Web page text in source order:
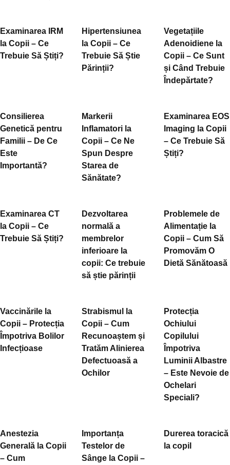
Examinarea IRM
la Copii – Ce
Trebuie Să Știți?
Hipertensiunea
la Copii – Ce
Trebuie Să Știe
Părinții?
Vegetațiile
Adenoidiene la
Copii – Ce Sunt
și Când Trebuie
Îndepărtate?
Consilierea
Genetică pentru
Familii – De Ce
Este
Importantă?
Markerii
Inflamatori la
Copii – Ce Ne
Spun Despre
Starea de
Sănătate?
Examinarea EOS
Imaging la Copii
– Ce Trebuie Să
Știți?
Examinarea CT
la Copii – Ce
Trebuie Să Știți?
Dezvoltarea
normală a
membrelor
inferioare la
copii: Ce trebuie
să știe părinții
Problemele de
Alimentație la
Copii – Cum Să
Promovăm O
Dietă Sănătoasă
Vaccinările la
Copii – Protecția
Împotriva Bolilor
Infecțioase
Strabismul la
Copii – Cum
Recunoaștem și
Tratăm Alinierea
Defectuoasă a
Ochilor
Protecția
Ochiului
Copilului
Împotriva
Luminii Albastre
– Este Nevoie de
Ochelari
Speciali?
Anestezia
Generală la Copii
– Cum
Importanța
Testelor de
Sânge la Copii –
Durerea toracică
la copil